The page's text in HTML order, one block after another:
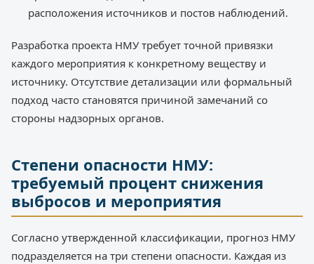
расположения источников и постов наблюдений.
Разработка проекта НМУ требует точной привязки
каждого мероприятия к конкретному веществу и
источнику. Отсутствие детализации или формальный
подход часто становятся причиной замечаний со
стороны надзорных органов.
Степени опасности НМУ:
требуемый процент снижения
выбросов и мероприятия
Согласно утвержденной классификации, прогноз НМУ
подразделяется на три степени опасности. Каждая из